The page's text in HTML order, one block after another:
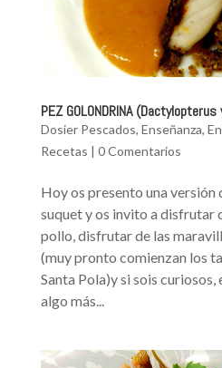
PEZ GOLONDRINA
Dosier Pescados, Enseñanza,
Recetas | 0 Comentarios
Hoy os presento una versión
suquet y os invito a disfrutar
pollo, disfrutar de las
(muy pronto comienzan los
Santa Pola)y si sois curiosos,
algo más...